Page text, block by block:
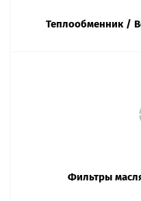
Теплообменник /
Фильтры